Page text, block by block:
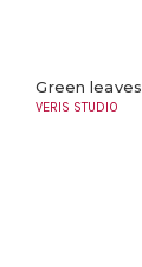
Green leaves
VERIS STUDIO